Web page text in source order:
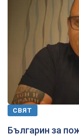
СВЯТ
Българин за